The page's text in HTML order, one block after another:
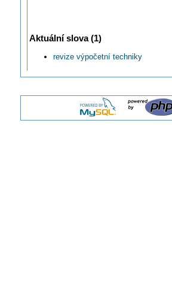
Aktuální slova (1)
revize výpočetní techniky